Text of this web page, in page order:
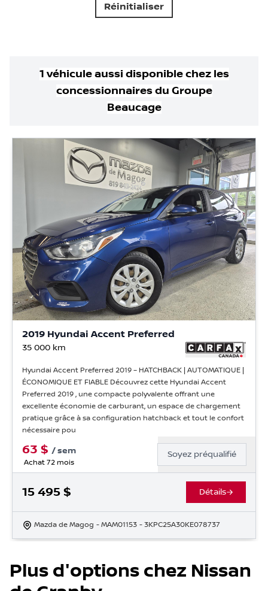
Réinitialiser
1 véhicule aussi disponible chez les
concessionnaires du Groupe
Beaucage
2019 Hyundai Accent Preferred
35 000 km
Hyundai Accent Preferred 2019 – HATCHBACK | AUTOMATIQUE |
ÉCONOMIQUE ET FIABLE Découvrez cette Hyundai Accent
Preferred 2019 , une compacte polyvalente offrant une
excellente économie de carburant, un espace de chargement
pratique grâce à sa configuration hatchback et tout le confort
nécessaire pou
63 $ /sem
Achat 72 mois
Soyez préqualifié
15 495 $ Détails
Mazda de Magog - MAM01153 - 3KPC25A30KE078737
Plus d'options chez Nissan